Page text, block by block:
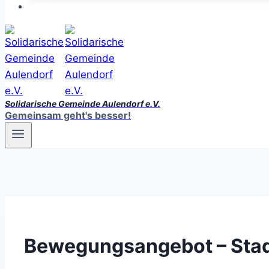
Solidarische Gemeinde Aulendorf e.V.
Gemeinsam geht's besser!
Bewegungsangebot –